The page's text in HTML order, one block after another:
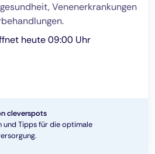
Venenerkrankungen
heute 09:00 Uhr
cleverspots
und Tipps für die optimale